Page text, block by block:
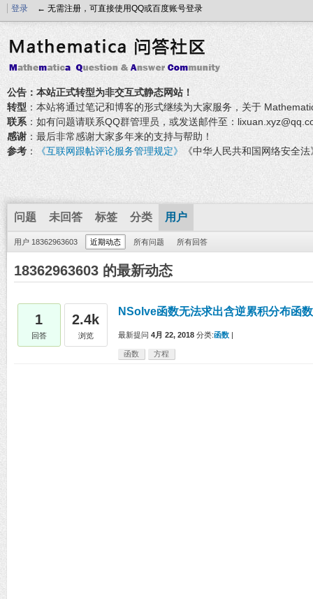
登录 ← 无需注册，可直接使用QQ或百度账号登录
公告：本站正式转型为非交互式静态网站！
转型 ：本站将通过笔记和博客的形式继续为大家服务，关于
联系 ：如有问题请联系QQ群管理员，或发送邮件至：
感谢 ：最后非常感谢大家多年来的支持与帮助！
参考 ： 《互联网跟帖评论服务管理规定》 《中华人民共和国网络安全
问题 未回答 标签 分类 用户
用户 18362963603 近期动态 所有问题 所有回答
18362963603 的最新动态
1
回答
2.4k
浏览
NSolve函数无法求出含逆累积分布函
最新提问 4月 22, 2018 分类:函数
函数 方程